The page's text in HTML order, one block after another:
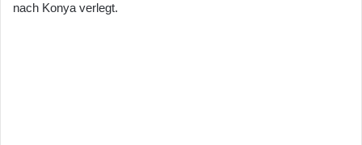
nach Konya verlegt.